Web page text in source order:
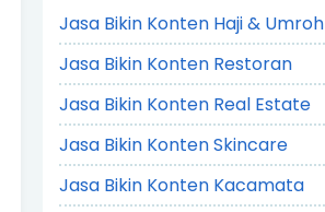
Jasa Bikin Konten Haji & Umroh
Jasa Bikin Konten Restoran
Jasa Bikin Konten Real Estate
Jasa Bikin Konten Skincare
Jasa Bikin Konten Kacamata